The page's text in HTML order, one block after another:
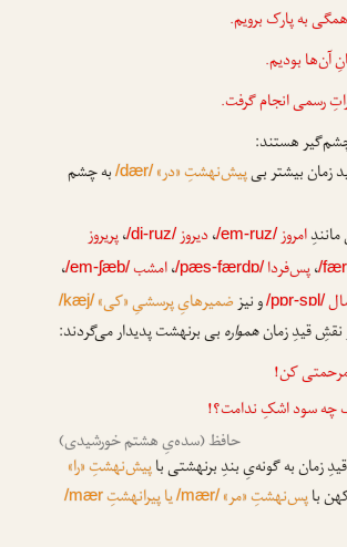
به پارک برویم.
آن‌ها بودیم.
رسمی انجام گرفت.
هستند:
زمان بیشتر بیپیش‌نهشتِ «در»/dær/به چشم
امروز/em-ruz/،دیروز/di-ruz/،پریروز
/،پس‌فردا /pæs-færdɒ/،امشب/em-ʃæb/،
/pɒr-sɒl/و نیزضمیرهایِ پرسشیِ «کی»/kæj/
قیدِ زمانهموارهبی برنهشت پدیدار می‌گردند:
کن!
سود اشکِ ندامت؟!
حافظ (سده‌یِ هشتم خورشیدی)
زمان به گونه‌یِ بندِ برنهشتی باپیش‌نهشتِ «را»
باپس‌نهشتِ «مر»/mær/یا پیرانهشتِ /mær